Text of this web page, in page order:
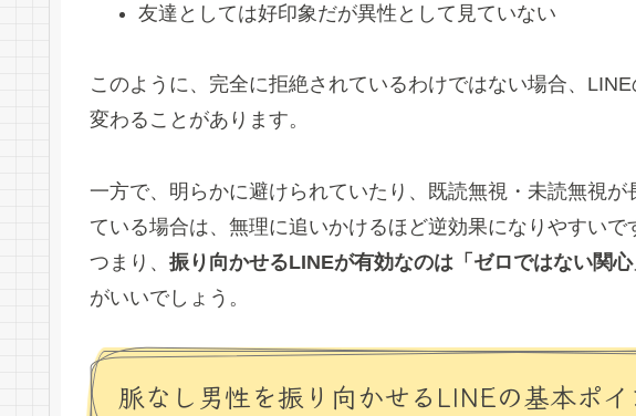
友達としては好印象だが異性として見ていない
このように、完全に拒絶されているわけではない場合、
変わることがあります。
一方で、明らかに避けられていたり、既読無視・未読無視
ている場合は、無理に追いかけるほど逆効果になりやすいで
つまり、 振り向かせるLINEが有効なのは「ゼロではない関
がいいでしょう。
脈なし男性を振り向かせるLINEの基本ポイ